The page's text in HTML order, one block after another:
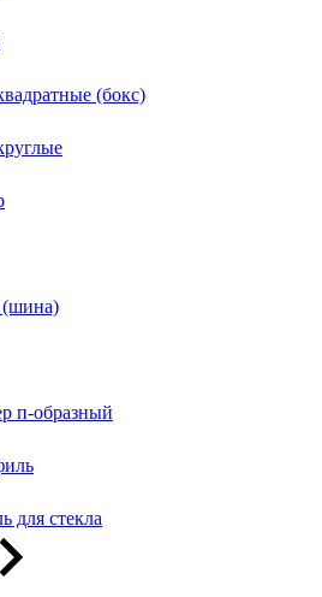
(бокс)
(шина)
п-образный
для стекла